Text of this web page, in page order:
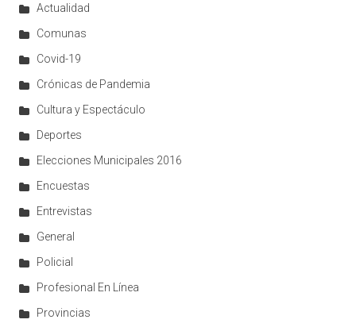
Actualidad
Comunas
Covid-19
Crónicas de Pandemia
Cultura y Espectáculo
Deportes
Elecciones Municipales 2016
Encuestas
Entrevistas
General
Policial
Profesional En Línea
Provincias